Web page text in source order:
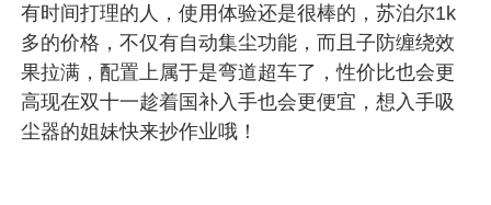
有时间打理的人，使用体验还是很棒的，苏泊尔1k
多的价格，不仅有自动集尘功能，而且子防缠绕效
果拉满，配置上属于是弯道超车了，性价比也会更
高现在双十一趁着国补入手也会更便宜，想入手吸
尘器的姐妹快来抄作业哦！